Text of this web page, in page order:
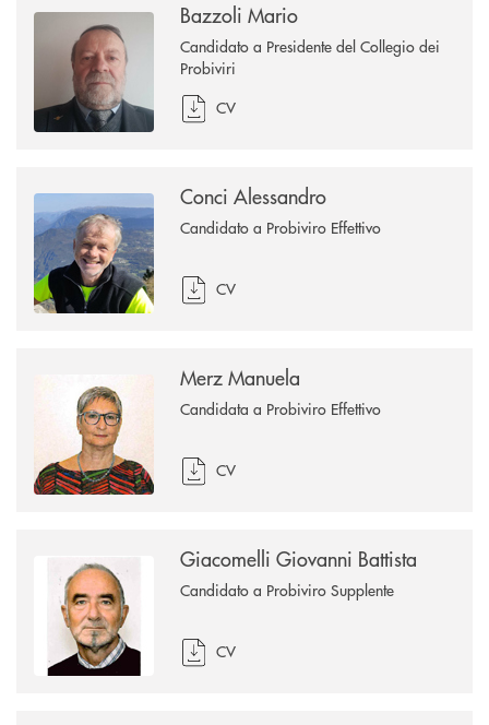
Bazzoli Mario
Candidato a Presidente del Collegio dei
Probiviri
CV
Conci Alessandro
Candidato a Probiviro Effettivo
CV
Merz Manuela
Candidata a Probiviro Effettivo
CV
Giacomelli Giovanni Battista
Candidato a Probiviro Supplente
CV